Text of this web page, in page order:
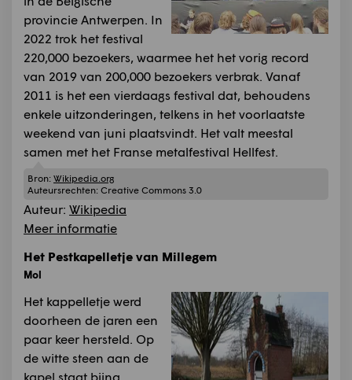
provincie Antwerpen. In
2022 trok het festival
220,000 bezoekers, waarmee het het vorig record
van 2019 van 200,000 bezoekers verbrak. Vanaf
2011 is het een vierdaags festival dat, behoudens
enkele uitzonderingen, telkens in het voorlaatste
weekend van juni plaatsvindt. Het valt meestal
samen met het Franse metalfestival Hellfest.
Bron: Wikipedia.org
Auteursrechten: Creative Commons 3.0
Auteur: Wikipedia
Meer informatie
Het Pestkapelletje van Millegem
Mol
Het kappelletje werd
doorheen de jaren een
paar keer hersteld. Op
de witte steen aan de
kapel staat bijna